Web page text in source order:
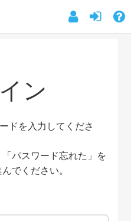
ン
ドを入力してくださ
パスワード忘れた」を
でください。